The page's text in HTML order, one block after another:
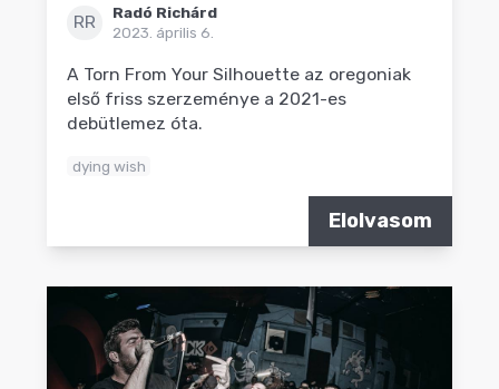
RR
Radó Richárd
2023. április 6.
A Torn From Your Silhouette az oregoniak
első friss szerzeménye a 2021-es
debütlemez óta.
dying wish
Elolvasom